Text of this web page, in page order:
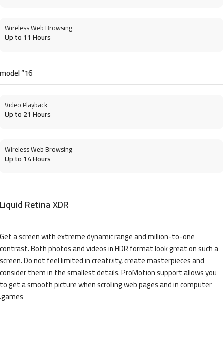
Wireless Web Browsing
Up to 11 Hours
16” model
Video Playback
Up to 21 Hours
Wireless Web Browsing
Up to 14 Hours
Liquid Retina XDR
Get a screen with extreme dynamic range and million-to-one
contrast. Both photos and videos in HDR format look great on such a
screen. Do not feel limited in creativity, create masterpieces and
consider them in the smallest details. ProMotion support allows you
to get a smooth picture when scrolling web pages and in computer
games.